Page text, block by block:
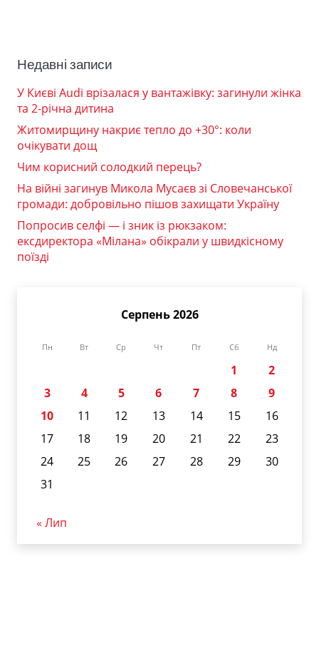
Недавні записи
У Києві Audi врізалася у вантажівку: загинули жінка
та 2-річна дитина
Житомирщину накриє тепло до +30°: коли
очікувати дощ
Чим корисний солодкий перець?
На війні загинув Микола Мусаєв зі Словечанської
громади: добровільно пішов захищати Україну
Попросив селфі — і зник із рюкзаком:
ексдиректора «Мілана» обікрали у швидкісному
поїзді
Серпень 2026
Пн Вт Ср Чт Пт Сб Нд
1
2
3
4 5 6 7 8
9
10
11 12 13 14 15
16
17
18 19 20 21 22
23
24
25 26 27 28 29
30
31
« Лип